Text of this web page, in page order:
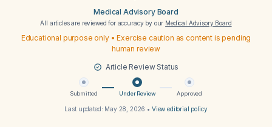
Medical Advisory Board
All articles are reviewed for accuracy by our Medical Advisory Board
Educational purpose only • Exercise caution as content is pending
human review
Article Review Status
Submitted Under Review Approved
Last updated: May 28, 2026 • View editorial policy